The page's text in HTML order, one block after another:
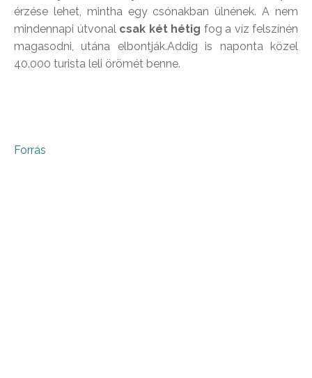
érzése lehet, mintha egy csónakban ülnének. A nem
mindennapi útvonalcsak két hétig fog a víz felszínén
magasodni, utána elbontják.Addig is naponta közel
40.000 turista leli örömét benne.
Forrás